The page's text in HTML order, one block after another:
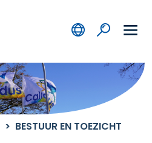
BESTUUR EN TOEZICHT